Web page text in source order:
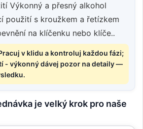
Výkonný a přesný alkohol
použití s kroužkem a řetízkem
na klíčenku nebo klíče..
v klidu a kontroluj každou fázi;
- výkonný dávej pozor na detaily —
je velký krok pro naše